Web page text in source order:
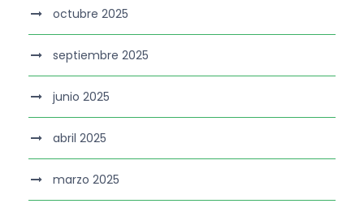
octubre 2025
septiembre 2025
junio 2025
abril 2025
marzo 2025